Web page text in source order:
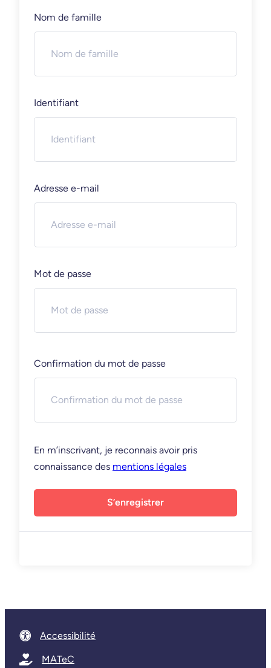
Nom de famille
Identifiant
Adresse e-mail
Mot de passe
Confirmation du mot de passe
En m’inscrivant, je reconnais avoir pris
connaissance des mentions légales
S’enregistrer
Accessibilité
MATeC